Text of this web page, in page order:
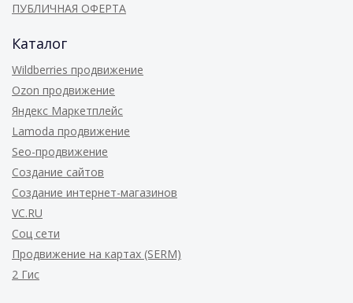
ПУБЛИЧНАЯ ОФЕРТА
Каталог
Wildberries продвижение
Ozon продвижение
Яндекс Маркетплейс
Lamoda продвижение
Seo-продвижение
Создание сайтов
Создание интернет-магазинов
VC.RU
Соц сети
Продвижение на картах (SERM)
2 Гис